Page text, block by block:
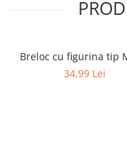
indiferent de vreme sau
Breloc cu figurina tip
34,99 Lei